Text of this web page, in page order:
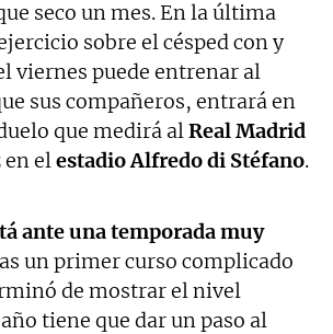
seco un mes. En la última
sobre el césped con y
viernes puede entrenar al
sus compañeros, entrará en
que medirá alReal Madrid
en elestadio Alfredo di Stéfano.
ante una temporada muy
un primer curso complicado
de mostrar el nivel
tiene que dar un paso al